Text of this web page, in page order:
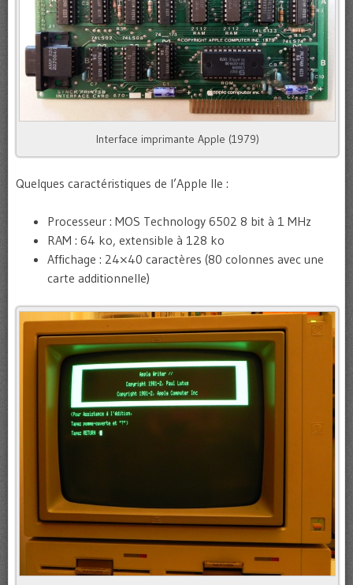
Interface imprimante Apple (1979)
Quelques caractéristiques de l’Apple IIe :
Processeur : MOS Technology 6502 8 bit à 1 MHz
RAM : 64 ko, extensible à 128 ko
Affichage : 24×40 caractères (80 colonnes avec une
carte additionnelle)